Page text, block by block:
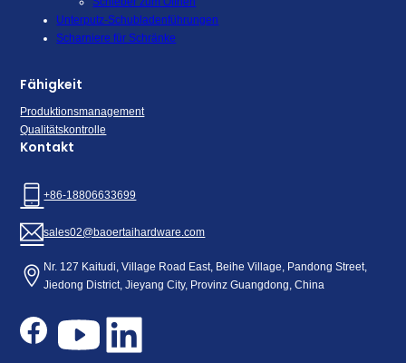
Unterputz-Schubladenführungen
Scharniere für Schränke
Fähigkeit
Produktionsmanagement
Qualitätskontrolle
Kontakt
+86-18806633699
sales02@baoertaihardware.com
Nr. 127 Kaitudi, Village Road East, Beihe Village, Pandong Street,
Jiedong District, Jieyang City, Provinz Guangdong, China